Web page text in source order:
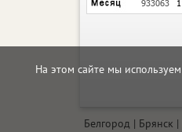
На этом сайте мы используем
Белгород Брянск